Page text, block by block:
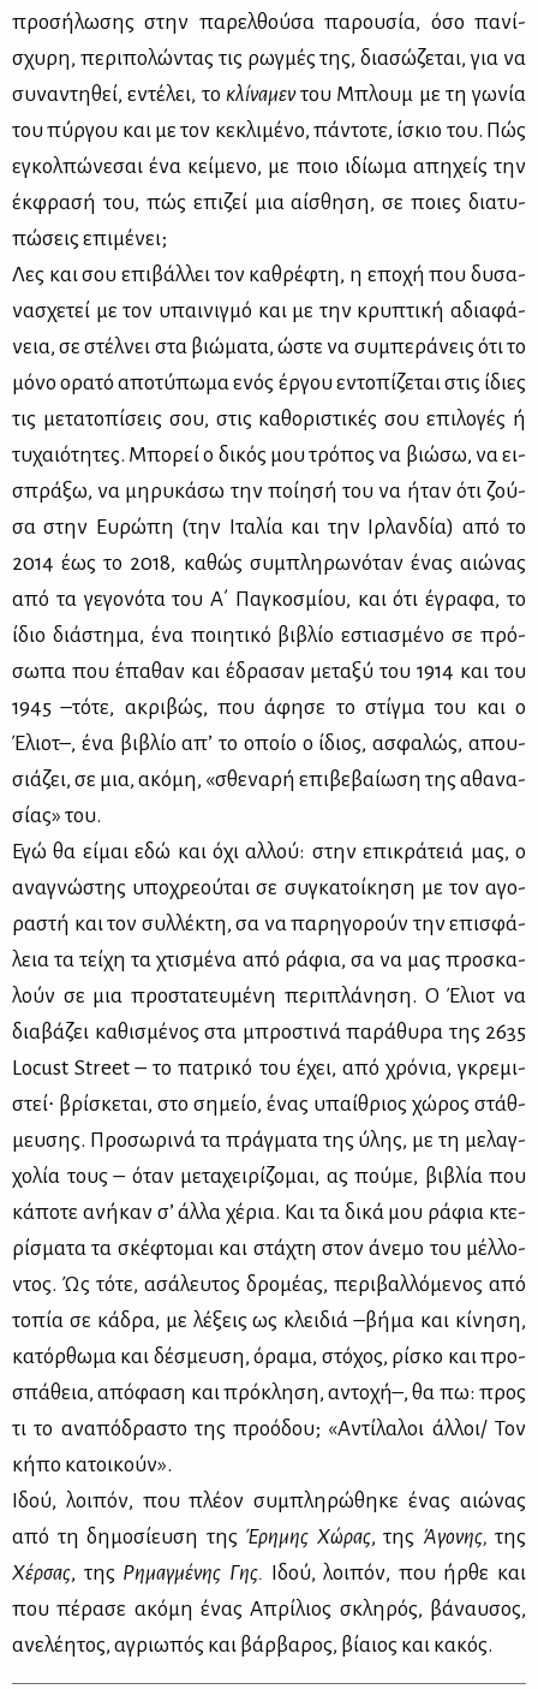
προ­σή­λω­σης στην πα­ρελ­θού­σα πα­ρου­σία, όσο πα­νί­
σχυ­ρη, πε­ρι­πο­λώ­ντας τις ρωγ­μές της, δια­σώ­ζε­ται, για να
συ­να­ντη­θεί, εντέ­λει, το κλί­να­μεντου Μπλουμ με τη γω­νία
του πύρ­γου και με τον κε­κλι­μέ­νο, πά­ντο­τε, ίσκιο του. Πώς
εγκολ­πώ­νε­σαι ένα κεί­με­νο, με ποιο ιδί­ω­μα απη­χείς την
έκ­φρα­σή του, πώς επι­ζεί μια αί­σθη­ση, σε ποιες δια­τυ­
πώ­σεις επι­μέ­νει;
Λες και σου επι­βάλ­λει τον κα­θρέ­φτη, η επο­χή που δυ­σα­
να­σχε­τεί με τον υπαι­νιγ­μό και με την κρυ­πτι­κή αδια­φά­
νεια, σε στέλ­νει στα βιώ­μα­τα, ώστε να συ­μπε­ρά­νεις ότι το
μό­νο ορα­τό απο­τύ­πω­μα ενός έρ­γου εντο­πί­ζε­ται στις ίδιες
τις με­τα­το­πί­σεις σου, στις κα­θο­ρι­στι­κές σου επι­λο­γές ή
τυ­χαιό­τη­τες. Μπο­ρεί ο δι­κός μου τρό­πος να βιώ­σω, να ει­
σπρά­ξω, να μη­ρυ­κά­σω την ποί­η­σή του να ήταν ότι ζού­
σα στην Ευ­ρώ­πη (την Ιτα­λία και την Ιρ­λαν­δία) από το
2014 έως το 2018, κα­θώς συ­μπλη­ρω­νό­ταν ένας αιώ­νας
από τα γε­γο­νό­τα του Α΄ Πα­γκο­σμί­ου, και ότι έγρα­φα, το
ίδιο διά­στη­μα, ένα ποι­η­τι­κό βι­βλίο εστια­σμέ­νο σε πρό­
σω­πα που έπα­θαν και έδρα­σαν με­τα­ξύ του 1914 και του
1945 –τό­τε, ακρι­βώς, που άφη­σε το στίγ­μα του και ο
Έλιοτ–, ένα βι­βλίο απ’ το οποίο ο ίδιος, ασφα­λώς, απου­
σιά­ζει, σε μια, ακό­μη, «σθε­να­ρή επι­βε­βαί­ω­ση της αθα­να­
σί­ας» του.
Εγώ θα εί­μαι εδώ και όχι αλ­λού: στην επι­κρά­τειά μας, ο
ανα­γνώ­στης υπο­χρε­ού­ται σε συ­γκα­τοί­κη­ση με τον αγο­
ρα­στή και τον συλ­λέ­κτη, σα να πα­ρη­γο­ρούν την επι­σφά­
λεια τα τεί­χη τα χτι­σμέ­να από ρά­φια, σα να μας προ­σκα­
λούν σε μια προ­στα­τευ­μέ­νη πε­ρι­πλά­νη­ση. Ο Έλιοτ να
δια­βά­ζει κα­θι­σμέ­νος στα μπρο­στι­νά πα­ρά­θυ­ρα της 2635
Locust Street – το πα­τρι­κό του έχει, από χρό­νια, γκρε­μι­
στεί∙ βρί­σκε­ται, στο ση­μείο, ένας υπαί­θριος χώ­ρος στάθ­
μευ­σης. Προ­σω­ρι­νά τα πράγ­μα­τα της ύλης, με τη με­λαγ­
χο­λία τους – όταν με­τα­χει­ρί­ζο­μαι, ας πού­με, βι­βλία που
κά­πο­τε ανή­καν σ’ άλ­λα χέ­ρια. Και τα δι­κά μου ρά­φια κτε­
ρί­σμα­τα τα σκέ­φτο­μαι και στά­χτη στον άνε­μο του μέλ­λο­
ντος. Ώς τό­τε, ασά­λευ­τος δρο­μέ­ας, πε­ρι­βαλ­λό­με­νος από
το­πία σε κά­δρα, με λέ­ξεις ως κλει­διά –βή­μα και κί­νη­ση,
κα­τόρ­θω­μα και δέ­σμευ­ση, όρα­μα, στό­χος, ρί­σκο και προ­
σπά­θεια, από­φα­ση και πρό­κλη­ση, αντο­χή–, θα πω: προς
τι το ανα­πό­δρα­στο της προ­ό­δου; «Αντί­λα­λοι άλ­λοι/ Τον
κή­πο κα­τοι­κούν».
Ιδού, λοι­πόν, που πλέ­ον συ­μπλη­ρώ­θη­κε ένας αιώ­νας
από τη δη­μο­σί­ευ­ση της Έρη­μης Χώ­ρας, της Άγο­νης, της
Χέρ­σας, της Ρη­μαγ­μέ­νης Γης. Ιδού, λοι­πόν, που ήρ­θε και
που πέ­ρα­σε ακό­μη ένας Απρί­λιος σκλη­ρός, βά­ναυ­σος,
ανε­λέ­η­τος, αγριω­πός και βάρ­βα­ρος, βί­αιος και κα­κός.